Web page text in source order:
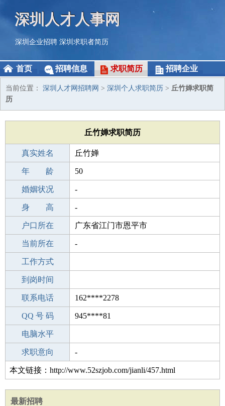
深圳人才人事网
深圳企业招聘 深圳求职者简历
首页 招聘信息 求职简历 招聘企业
当前位置： 深圳人才网招聘网 > 深圳个人求职简历 > 丘竹婵求职简
历
丘竹婵求职简历
真实姓名 丘竹婵
性 别 女
年 龄 50
出生年月 1976-11-18
婚姻状况 -
学 历 职校/技校
身 高 -
毕业学校 西安冶金机械有限公司技工学校
户口所在 广东省江门市恩平市
所学专业 -
当前所在 -
工作经验
工作方式
驾 照
到岗时间
期望月薪
联系电话 162****2278
手机号码 162****2278
QQ 号 码 945****81
微信号码
电脑水平
外语水平
求职意向 -
本文链接：http://www.52szjob.com/jianli/457.html
最新招聘